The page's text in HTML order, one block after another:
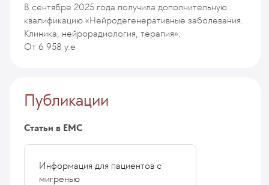
В сентябре 2025 года получила дополнительную
квалификацию «Нейродегенеративные заболевания.
Клиника, нейрорадиология, терапия».
От 6 958 у.е
Публикации
Статьи в ЕМС
Информация для пациентов с
мигренью